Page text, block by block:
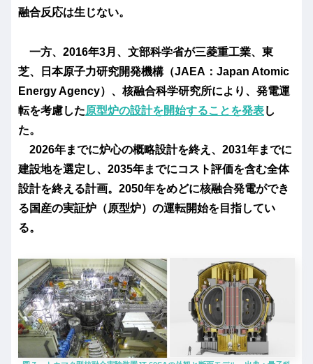
融合反応は生じない。
一方、2016年3月、文部科学省が三菱重工業、東
芝、日本原子力研究開発機構（JAEA：Japan Atomic
Energy Agency）、核融合科学研究所により、発電運
転を考慮した原型炉の設計を開始することを発表し
た。
2026年までに炉心の概略設計を終え、2031年までに
建設地を選定し、2035年までにコスト評価を含む全体
設計を終える計画。2050年をめどに核融合発電ができ
る 国産の実証炉（原型炉）の運転開始を目指してい
る。